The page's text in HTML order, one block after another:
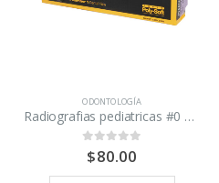
ODONTOLOGÍA
Radiografias pediatricas #0 Carestream caja 100 unidades
0out of 5
$80.00